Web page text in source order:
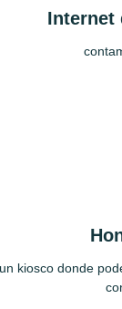
Internet
kiosco donde